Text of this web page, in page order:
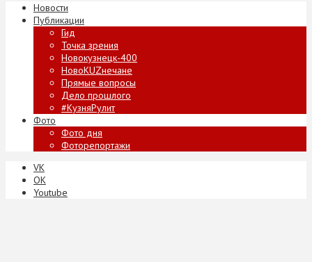
Новости
Публикации
Гид
Точка зрения
Новокузнецк-400
НовоKUZнечане
Прямые вопросы
Дело прошлого
#КузняРулит
Фото
Фото дня
Фоторепортажи
VK
ОК
Youtube